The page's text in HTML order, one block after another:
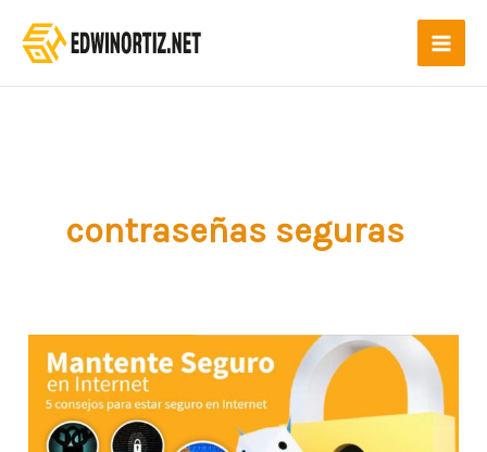
contraseñas seguras
Cómo
mantenerse
seguro
en